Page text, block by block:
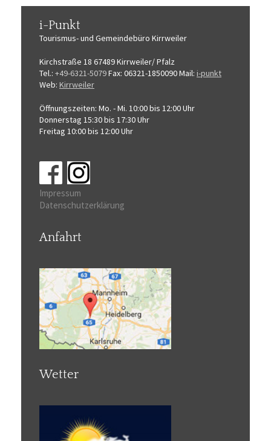
i-Punkt
Tourismus-und Gemeindebüro Kirrweiler
Kirchstraße 18 67489 Kirrweiler/ Pfalz
Tel.: +49-6321-5079Fax: 06321-1850090Mail: i-punkt
Web: Kirrweiler
Öffnungszeiten: Mo. - Mi. 10:00 bis 12:00 Uhr
Donnerstag 15:30 bis 17:30 Uhr
Freitag 10:00 bis 12:00 Uhr
Impressum
Datenschutzerklärung
Anfahrt
Wetter